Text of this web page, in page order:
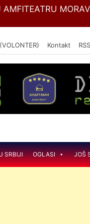
Kontakt RSS
SRBIJI OGLASI JOŠ